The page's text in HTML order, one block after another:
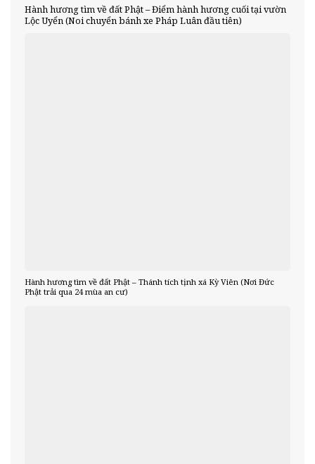
Hành hương tìm về đất Phật – Điểm hành hương cuối tại vườn
Lộc Uyển (Noi chuyển bánh xe Pháp Luân đầu tiên)
Hành hương tìm về đất Phật – Thánh tích tịnh xá Kỳ Viên (Nơi Đức
Phật trải qua 24 mùa an cư)